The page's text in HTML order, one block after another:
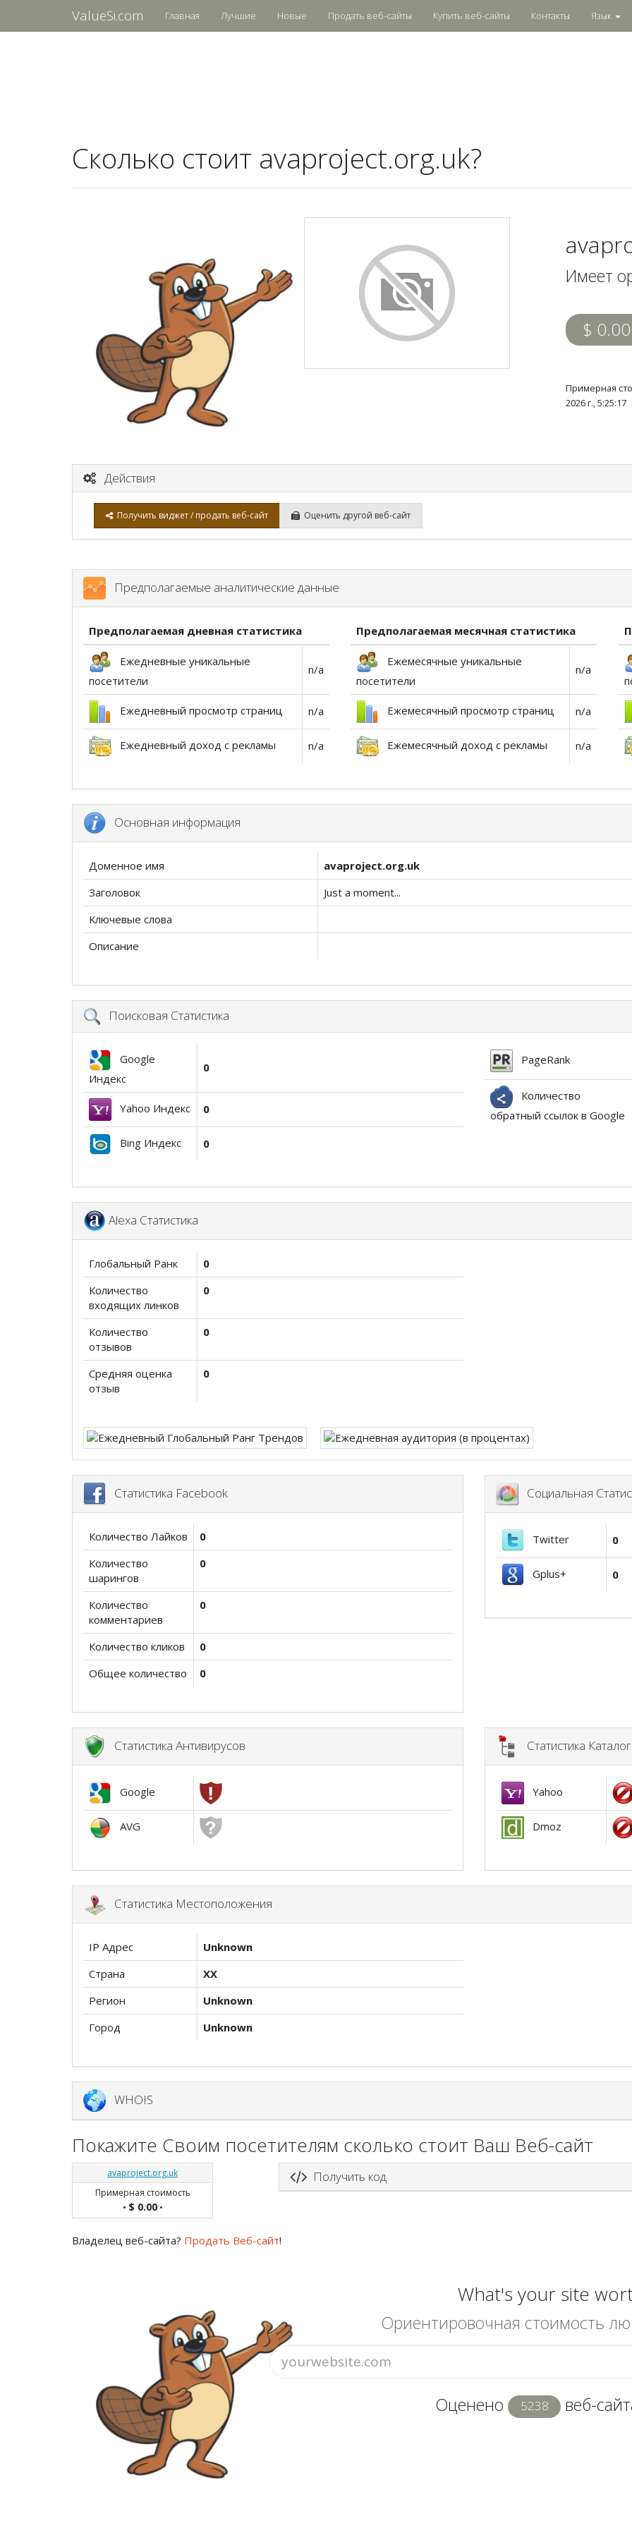
ValueSi.com Главная Лучшие Новые Продать веб-сайты Купить веб-сайты Контакты Язык
Сколько стоит avaproject.org.uk?
Имеет
$ 0.00
Примерная
2026 г.,
Действия
Получить виджет / продать веб-сайт Оценить другой веб-сайт
Предполагаемые аналитические данные
Предполагаемая дневная статистика
Ежедневные уникальные
посетители
n/a
Ежедневный просмотр страниц n/a
Ежедневный доход с рекламы n/a
Предполагаемая месячная статистика
Ежемесячные уникальные
посетители
n/a
Ежемесячный просмотр страниц n/a
Ежемесячный доход с рекламы n/a
Основная информация
Доменное имя
avaproject.org.uk
Заголовок
Just a moment...
Ключевые слова
Описание
Поисковая Статистика
Google
Индекс
0
Yahoo Индекс 0
Bing Индекс 0
PageRank
Количество
обратный ссылок в Google
Alexa Статистика
Глобальный Ранк
0
Количество
входящих линков
0
Количество
отзывов
0
Средняя оценка
отзыв
0
Статистика Facebook
Количество Лайков
0
Количество
шарингов
0
Количество
комментариев
0
Количество кликов
0
Общее количество
0
Социальная
Twitter 0
Gplus+ 0
Статистика Антивирусов
Google
AVG
Статистика
Yahoo
Dmoz
Статистика Местоположения
IP Адрес
Unknown
Страна
XX
Регион
Unknown
Город
Unknown
WHOIS
Покажите Своим посетителям сколько стоит Ваш Веб-сайт
avaproject.org.uk
Примерная стоимость
• $ 0.00•
Получить код
Владелец веб-сайта? Продать Веб-сайт!
What's your site
Ориентировочная стоимость
Оценено 5238 веб-